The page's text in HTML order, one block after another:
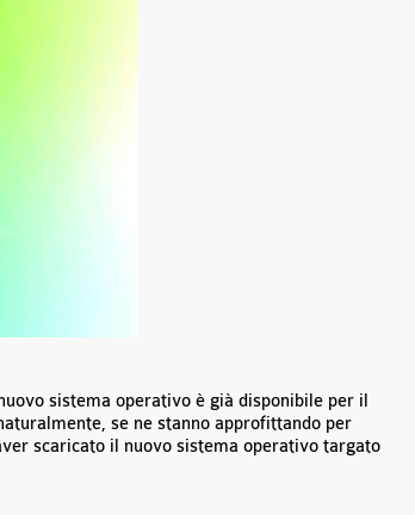
sistema operativo è già disponibile per il
se ne stanno approfittando per
scaricato il nuovo sistema operativo targato